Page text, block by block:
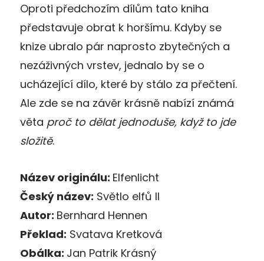
Oproti předchozím dílům tato kniha
představuje obrat k horšímu. Kdyby se
knize ubralo pár naprosto zbytečných a
nezáživných vrstev, jednalo by se o
ucházející dílo, které by stálo za přečtení.
Ale zde se na závěr krásně nabízí známá
věta proč to dělat jednoduše, když to jde
složitě.
Název originálu: Elfenlicht
Český název: Světlo elfů II
Autor: Bernhard Hennen
Překlad: Svatava Kretková
Obálka: Jan Patrik Krásný